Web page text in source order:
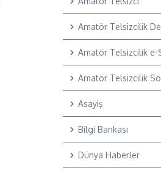
Amatör Telsizcilik
Amatör Telsizcilik e-
Amatör Telsizcilik
Asayiş
Bilgi Bankası
Dünya Haberler